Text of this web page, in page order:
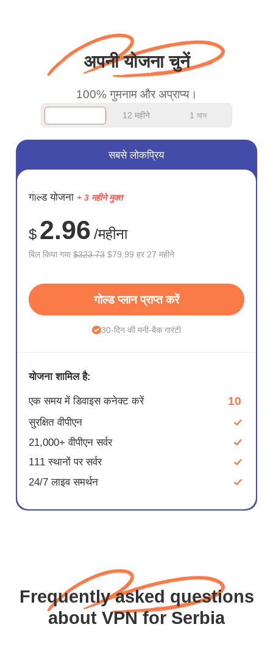
अपनी योजना चुनें
100% गुमनाम और अप्राप्य।
12 महीने 1 মাস
सहेजें
75%
सबसे लोकप्रिय
गोल्ड योजना + 3 महीने मुक्त
$ 2.96 /महीना
बिल किया गया$323.73 $79.99 हर 27 महीने
गोल्ड प्लान प्राप्त करें
30-दिन की मनी-बैक गारंटी
योजना शामिल है:
एक समय में डिवाइस कनेक्ट करें 10
सुरक्षित वीपीएन
21,000+ वीपीएन सर्वर
111 स्थानों पर सर्वर
24/7 लाइव समर्थन
Frequently asked questions
about VPN for Serbia